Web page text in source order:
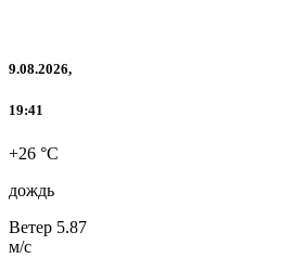
9.08.2026,
19:41
+26 °C
дождь
Ветер 5.87
м/с